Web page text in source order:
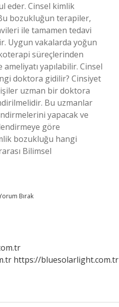
eder. Cinsel kimlik
bozukluğun terapiler,
ile tamamen tedavi
Uygun vakalarda yoğun
süreçlerinden
yapılabilir. Cinsel
doktora gidilir? Cinsiyet
uzman bir doktora
Bu uzmanlar
yapacak ve
göre
bozukluğu hangi
Bilimsel
Bırak
https://bluesolarlight.com.tr